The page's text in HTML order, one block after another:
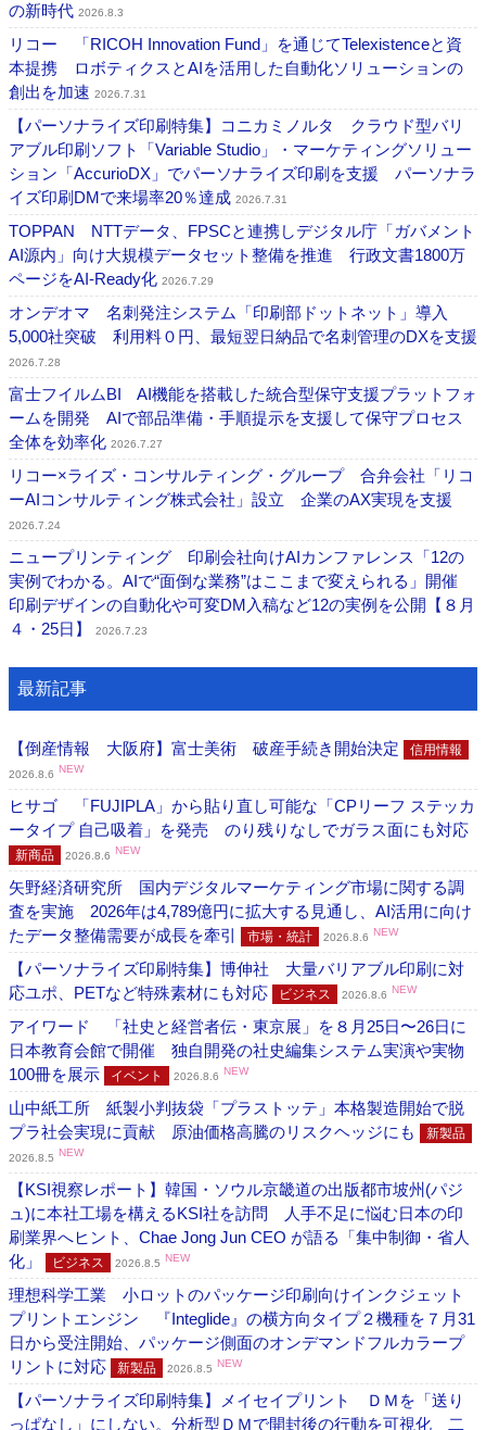
の新時代 2026.8.3
リコー 「RICOH Innovation Fund」を通じてTelexistenceと資
本提携 ロボティクスとAIを活用した自動化ソリューションの
創出を加速 2026.7.31
【パーソナライズ印刷特集】コニカミノルタ クラウド型バリ
アブル印刷ソフト「Variable Studio」・マーケティングソリュー
ション「AccurioDX」でパーソナライズ印刷を支援 パーソナラ
イズ印刷DMで来場率20％達成 2026.7.31
TOPPAN NTTデータ、FPSCと連携しデジタル庁「ガバメント
AI源内」向け大規模データセット整備を推進 行政文書1800万
ページをAI-Ready化 2026.7.29
オンデオマ 名刺発注システム「印刷部ドットネット」導入
5,000社突破 利用料０円、最短翌日納品で名刺管理のDXを支援
2026.7.28
富士フイルムBI AI機能を搭載した統合型保守支援プラットフォ
ームを開発 AIで部品準備・手順提示を支援して保守プロセス
全体を効率化 2026.7.27
リコー×ライズ・コンサルティング・グループ 合弁会社「リコ
ーAIコンサルティング株式会社」設立 企業のAX実現を支援
2026.7.24
ニュープリンティング 印刷会社向けAIカンファレンス「12の
実例でわかる。AIで“面倒な業務”はここまで変えられる」開催
印刷デザインの自動化や可変DM入稿など12の実例を公開【８月
４・25日】
2026.7.23
最新記事
【倒産情報 大阪府】富士美術 破産手続き開始決定 信用情報
2026.8.6 NEW
ヒサゴ 「FUJIPLA」から貼り直し可能な「CPリーフ ステッカ
ータイプ 自己吸着」を発売 のり残りなしでガラス面にも対応
新商品 2026.8.6 NEW
矢野経済研究所 国内デジタルマーケティング市場に関する調
査を実施 2026年は4,789億円に拡大する見通し、AI活用に向け
たデータ整備需要が成長を牽引
市場・統計 2026.8.6 NEW
【パーソナライズ印刷特集】博伸社 大量バリアブル印刷に対
応ユポ、PETなど特殊素材にも対応
ビジネス 2026.8.6 NEW
アイワード 「社史と経営者伝・東京展」を８月25日〜26日に
日本教育会館で開催 独自開発の社史編集システム実演や実物
100冊を展示
イベント 2026.8.6 NEW
山中紙工所 紙製小判抜袋「プラストッテ」本格製造開始で脱
プラ社会実現に貢献 原油価格高騰のリスクヘッジにも
新製品
2026.8.5 NEW
【KSI視察レポート】韓国・ソウル京畿道の出版都市坡州(パジ
ュ)に本社工場を構えるKSI社を訪問 人手不足に悩む日本の印
刷業界へヒント、Chae Jong Jun CEO が語る「集中制御・省人
化」
ビジネス 2026.8.5 NEW
理想科学工業 小ロットのパッケージ印刷向けインクジェット
プリントエンジン 『Integlide』の横方向タイプ２機種を７月31
日から受注開始、パッケージ側面のオンデマンドフルカラープ
リントに対応
新製品 2026.8.5 NEW
【パーソナライズ印刷特集】メイセイプリント ＤＭを「送り
っぱなし」にしない。分析型ＤＭで開封後の行動を可視化 二